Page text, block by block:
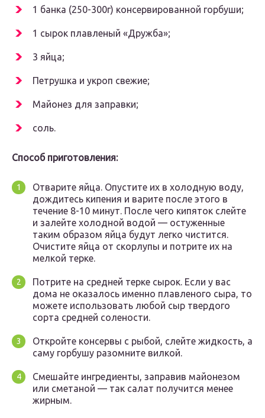
1 банка (250-300г) консервированной горбуши;
1 сырок плавленый «Дружба»;
3 яйца;
Петрушка и укроп свежие;
Майонез для заправки;
соль.
Способ приготовления:
Отварите яйца. Опустите их в холодную воду,
дождитесь кипения и варите после этого в
течение 8-10 минут. После чего кипяток слейте
и залейте холодной водой — остуженные
таким образом яйца будут легко чистится.
Очистите яйца от скорлупы и потрите их на
мелкой терке.
Потрите на средней терке сырок. Если у вас
дома не оказалось именно плавленого сыра, то
можете использовать любой сыр твердого
сорта средней солености.
Откройте консервы с рыбой, слейте жидкость, а
саму горбушу разомните вилкой.
Смешайте ингредиенты, заправив майонезом
или сметаной — так салат получится менее
жирным.